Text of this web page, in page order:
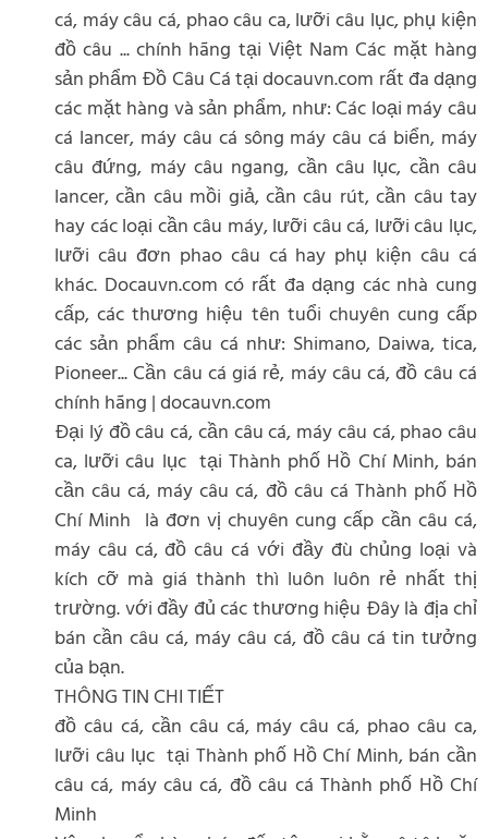
cá, máy câu cá, phao câu ca, lưỡi câu lục, phụ kiện
đồ câu ... chính hãng tại Việt Nam Các mặt hàng
sản phẩm Đồ Câu Cá tại docauvn.com rất đa dạng
các mặt hàng và sản phẩm, như: Các loại máy câu
cá lancer, máy câu cá sông máy câu cá biển, máy
câu đứng, máy câu ngang, cần câu lục, cần câu
lancer, cần câu mồi giả, cần câu rút, cần câu tay
hay các loại cần câu máy, lưỡi câu cá, lưỡi câu lục,
lưỡi câu đơn phao câu cá hay phụ kiện câu cá
khác. Docauvn.com có rất đa dạng các nhà cung
cấp, các thương hiệu tên tuổi chuyên cung cấp
các sản phẩm câu cá như: Shimano, Daiwa, tica,
Pioneer... Cần câu cá giá rẻ, máy câu cá, đồ câu cá
chính hãng | docauvn.com
Đại lý đồ câu cá, cần câu cá, máy câu cá, phao câu
ca, lưỡi câu lục tại Thành phố Hồ Chí Minh, bán
cần câu cá, máy câu cá, đồ câu cá Thành phố Hồ
Chí Minh là đơn vị chuyên cung cấp cần câu cá,
máy câu cá, đồ câu cá với đầy đù chủng loại và
kích cỡ mà giá thành thì luôn luôn rẻ nhất thị
trường. với đầy đủ các thương hiệu Đây là địa chỉ
bán cần câu cá, máy câu cá, đồ câu cá tin tưởng
của bạn.
THÔNG TIN CHI TIẾT
đồ câu cá, cần câu cá, máy câu cá, phao câu ca,
lưỡi câu lục tại Thành phố Hồ Chí Minh, bán cần
câu cá, máy câu cá, đồ câu cá Thành phố Hồ Chí
Minh